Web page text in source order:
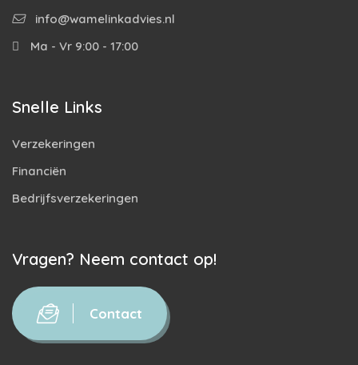
info@wamelinkadvies.nl
Ma - Vr 9:00 - 17:00
Snelle Links
Verzekeringen
Financiën
Bedrijfsverzekeringen
Vragen? Neem contact op!
Contact